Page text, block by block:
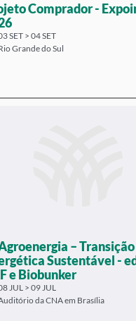
Comprador -
03 SET > 04 SET
Grande do Sul
– Transição
Sustentável -
e Biobunker
08 JUL > 09 JUL
da CNA em Brasília